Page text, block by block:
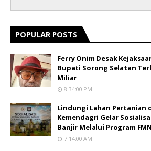
POPULAR POSTS
Ferry Onim Desak
Bupati Sorong Selatan
Miliar
8:34:00 PM
Lindungi Lahan Pertanian
Kemendagri Gelar
Banjir Melalui Program
7:14:00 AM